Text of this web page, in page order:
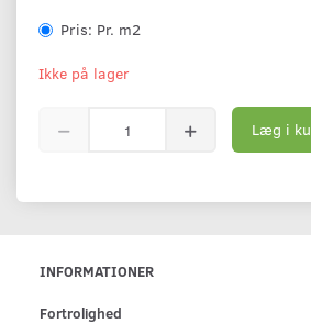
Pris: Pr. m2
Ikke på lager
Læg i
INFORMATIONER
Fortrolighed